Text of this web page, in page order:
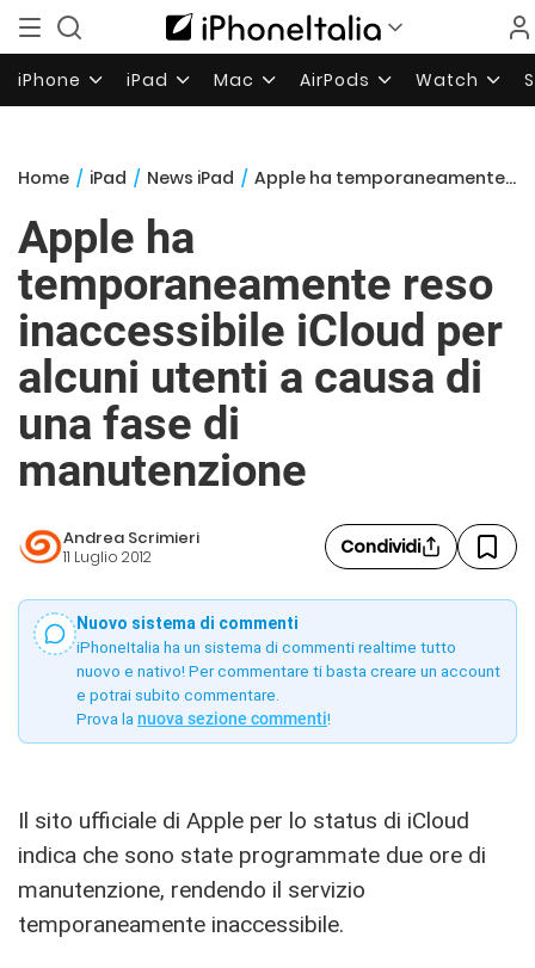
iPhone iPad Mac AirPods Watch
Home / iPad / News iPad / Apple ha temporaneamente reso inaccessibile iCloud per alcuni utenti a causa di una fase di manutenzione
Apple ha
temporaneamente reso
inaccessibile iCloud per
alcuni utenti a causa di
una fase di
manutenzione
Andrea Scrimieri
11 Luglio 2012 Condividi
Nuovo sistema di commenti
iPhoneItalia ha un sistema di commenti realtime tutto
nuovo e nativo! Per commentare ti basta creare un account
e potrai subito commentare.
Prova la nuova sezione commenti!
Il sito ufficiale di Apple per lo status di iCloud
indica che sono state programmate due ore di
manutenzione, rendendo il servizio
temporaneamente inaccessibile.